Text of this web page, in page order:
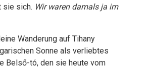
sie sich. Wir waren damals ja im
Wanderung auf Tihany
Sonne als verliebtes
Belső-tó, den sie heute vom